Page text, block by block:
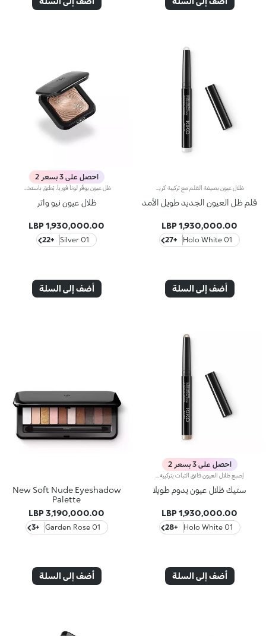
قلم ظل العيون الجديد طويل الأمد
1,930,000.00 LBP
01 Holo White
+27
أضف إلى السلة
احصل على 3 بسعر 2
ظلال عيون نيو واتر
1,930,000.00 LBP
01 Silver
+22
أضف إلى السلة
احصل على 3 بسعر 2
ستيك ظلال عيون يدوم طويلا
1,930,000.00 LBP
01 Holo White
+28
أضف إلى السلة
New Soft Nude Eyeshadow
Palette
3,190,000.00 LBP
01 Garden Rose
+3
أضف إلى السلة